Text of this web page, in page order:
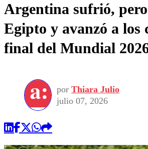
Frecuencias
Agricultura TV
Deportes
Colo Colo
Seleccion Chilena
Torneo Internacional
Universidad de Chile
Entretención
Economía
Internacional
Sustentabilidad
Publicaciones en
Opinión
Argentina sufrió,
Egipto y avanzó a los
final del Mundial
por Thiara Julio
julio 07, 2026